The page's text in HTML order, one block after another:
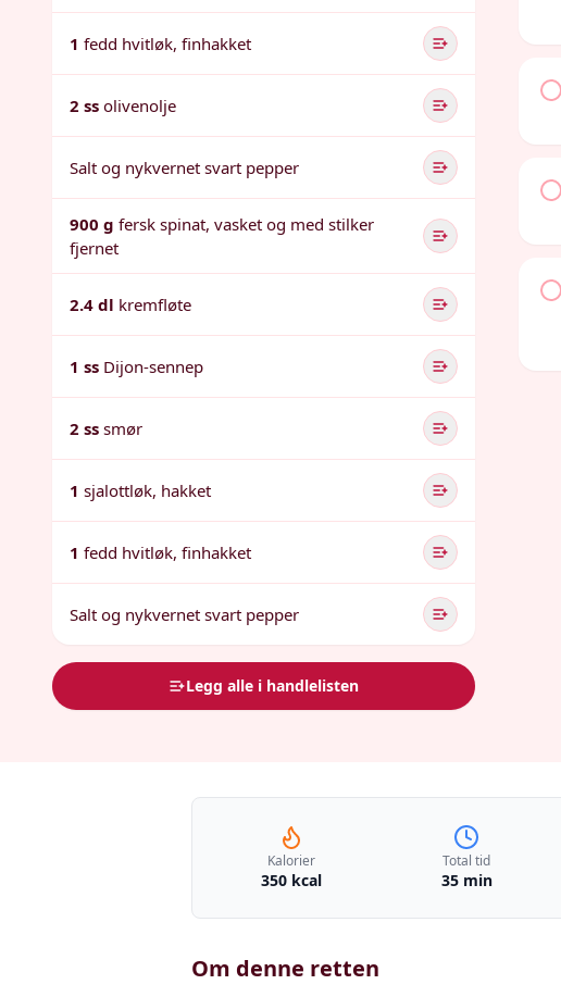
1 fedd hvitløk, finhakket
2 ss olivenolje
Salt og nykvernet svart pepper
900 g fersk spinat, vasket og med stilker
fjernet
2.4 dl kremfløte
1 ss Dijon-sennep
2 ss smør
1 sjalottløk, hakket
1 fedd hvitløk, finhakket
Salt og nykvernet svart pepper
Legg alle i handlelisten
Kalorier
350 kcal
Total tid
35 min
Om denne retten